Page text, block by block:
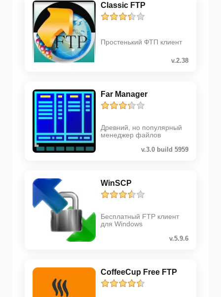
Classic FTP
Простенький ФТП клиент
v.2.38
Far Manager
Древний, но популярный
менеджер файлов
v.3.0 build 5959
WinSCP
Бесплатный FTP клиент
для Windows
v.5.9.6
CoffeeCup Free FTP